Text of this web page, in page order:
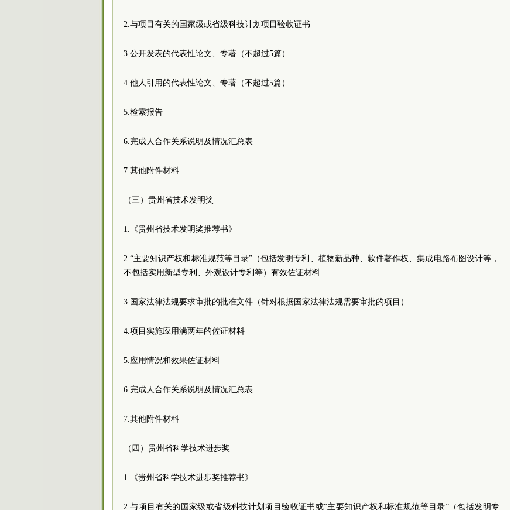
2.与项目有关的国家级或省级科技计划项目验收证书
3.公开发表的代表性论文、专著（不超过5篇）
4.他人引用的代表性论文、专著（不超过5篇）
5.检索报告
6.完成人合作关系说明及情况汇总表
7.其他附件材料
（三）贵州省技术发明奖
1.《贵州省技术发明奖推荐书》
2.“主要知识产权和标准规范等目录”（包括发明专利、植物新品种、软件著作权、集成电路布图设计等，
不包括实用新型专利、外观设计专利等）有效佐证材料
3.国家法律法规要求审批的批准文件（针对根据国家法律法规需要审批的项目）
4.项目实施应用满两年的佐证材料
5.应用情况和效果佐证材料
6.完成人合作关系说明及情况汇总表
7.其他附件材料
（四）贵州省科学技术进步奖
1.《贵州省科学技术进步奖推荐书》
2.与项目有关的国家级或省级科技计划项目验收证书或“主要知识产权和标准规范等目录”（包括发明专